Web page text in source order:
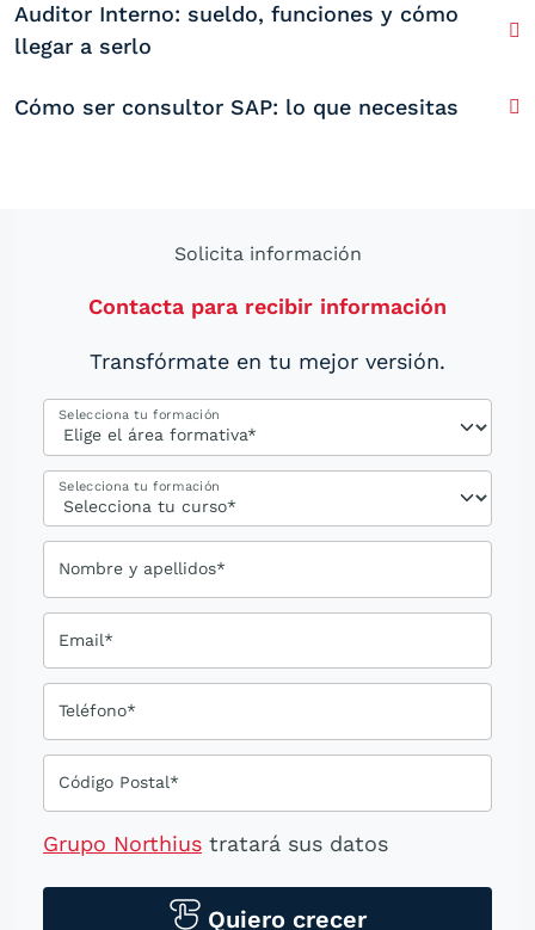
Auditor Interno: sueldo, funciones y cómo
llegar a serlo
Cómo ser consultor SAP: lo que necesitas
Solicita información
Contacta para recibir información
Transfórmate en tu mejor versión.
Selecciona tu formación
Selecciona tu formación
Nombre y apellidos*
Email*
Teléfono*
Código Postal*
Grupo Northius tratará sus datos
tecnológicos, incluso aplicaciones de
Quiero crecer